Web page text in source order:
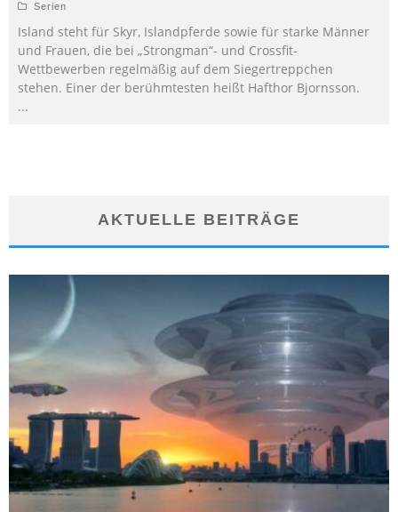
Serien
Island steht für Skyr, Islandpferde sowie für starke Männer
und Frauen, die bei „Strongman“- und Crossfit-
Wettbewerben regelmäßig auf dem Siegertreppchen
stehen. Einer der berühmtesten heißt Hafthor Bjornsson.
...
AKTUELLE BEITRÄGE